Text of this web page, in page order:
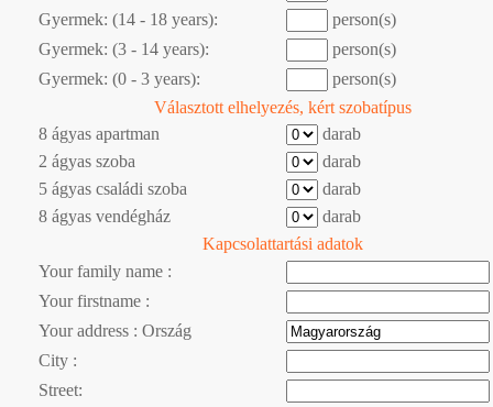
Gyermek: (14 - 18 years):
person(s)
Gyermek: (3 - 14 years):
person(s)
Gyermek: (0 - 3 years):
person(s)
Választott elhelyezés, kért szobatípus
8 ágyas apartman
darab
2 ágyas szoba
darab
5 ágyas családi szoba
darab
8 ágyas vendégház
darab
Kapcsolattartási adatok
Your family name :
Your firstname :
Your address : Ország
City :
Street: